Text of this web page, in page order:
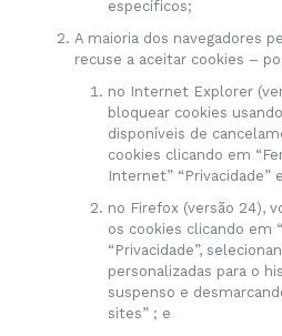
específicos;
A maioria dos navegadores
recuse a aceitar cookies –
no Internet Explorer
bloquear cookies
disponíveis de
cookies clicando em
Internet” “Privacidade”
no Firefox (versão 24),
os cookies clicando em
“Privacidade”,
personalizadas para o
suspenso e
sites” ; e